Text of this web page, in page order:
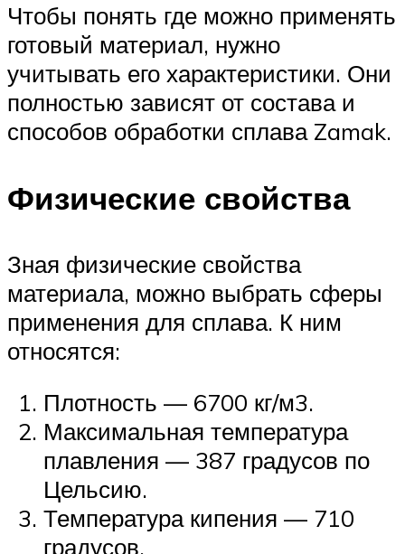
Чтобы понять где можно применять
готовый материал, нужно
учитывать его характеристики. Они
полностью зависят от состава и
способов обработки сплава Zamak.
Физические свойства
Зная физические свойства
материала, можно выбрать сферы
применения для сплава. К ним
относятся:
Плотность — 6700 кг/м3.
Максимальная температура
плавления — 387 градусов по
Цельсию.
Температура кипения — 710
градусов.